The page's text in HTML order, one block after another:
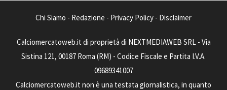
Chi Siamo - Redazione - Privacy Policy - Disclaimer
Calciomercatoweb.it di proprietà di NEXTMEDIAWEB SRL - Via
Sistina 121, 00187 Roma (RM) - Codice Fiscale e Partita I.V.A.
09689341007
Calciomercatoweb.it non è una testata giornalistica, in quanto